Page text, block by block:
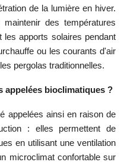
de la lumière en hiver.
des températures
apports solaires pendant
ou les courants d'air
pergolas traditionnelles.
appelées bioclimatiques ?
appelées ainsi en raison de
: elles permettent de
en utilisant une ventilation
microclimat confortable sur